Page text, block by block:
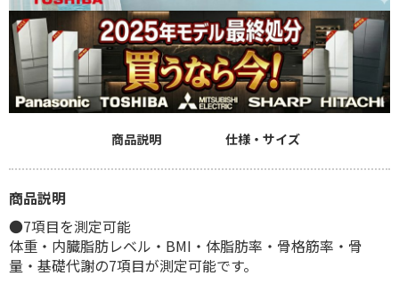
商品説明 仕様・サイズ
商品説明
●7項目を測定可能
体重・内臓脂肪レベル・BMI・体脂肪率・骨格筋率・骨
量・基礎代謝の7項目が測定可能です。